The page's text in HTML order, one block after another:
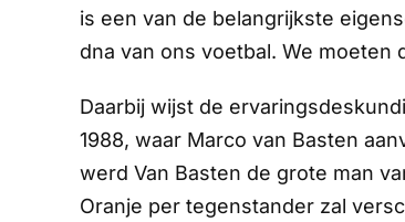
is een van de belangrijkste
dna van ons voetbal. We moeten
Daarbij wijst de
1988, waar Marco van Basten
werd Van Basten de grote man
Oranje per tegenstander zal